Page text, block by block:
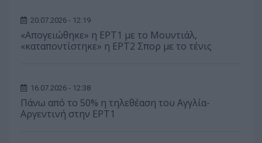
20.07.2026 - 12:19
«Απογειώθηκε» η ΕΡΤ1 με το Μουντιάλ,
«καταποντίστηκε» η ΕΡΤ2 Σπορ με το τένις
16.07.2026 - 12:38
Πάνω από το 50% η τηλεθέαση του Αγγλία-
Αργεντινή στην ΕΡΤ1